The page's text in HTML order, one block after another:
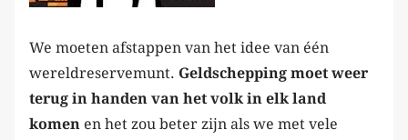
We moeten afstappen van het idee van één
wereldreservemunt. Geldschepping moet weer
terug in handen van het volk in elk land
komen en het zou beter zijn als we met vele